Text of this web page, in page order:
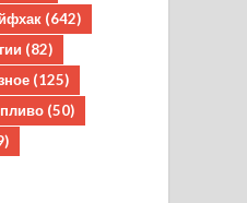
(642)
(82)
(125)
(50)